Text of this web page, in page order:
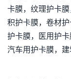
卡膜，纹理护卡
积护卡膜，卷材
护卡膜，医用护卡
汽车用护卡膜，